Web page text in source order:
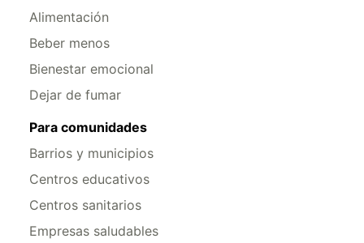
Alimentación
Beber menos
Bienestar emocional
Dejar de fumar
Para comunidades
Barrios y municipios
Centros educativos
Centros sanitarios
Empresas saludables